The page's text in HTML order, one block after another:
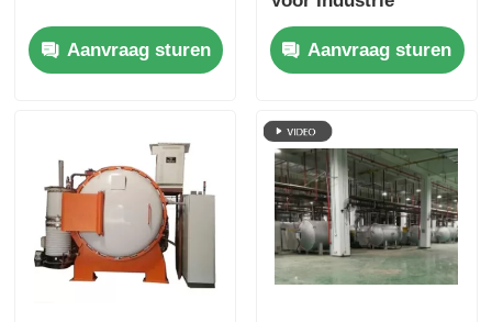
Aanvraag sturen
Laboratorium Op
maatAanvraag sturen